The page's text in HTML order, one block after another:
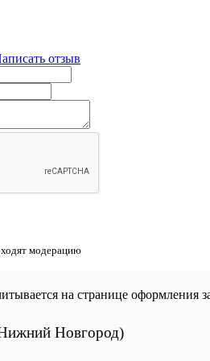
отзыв
модерацию
на странице оформления
Новгород)